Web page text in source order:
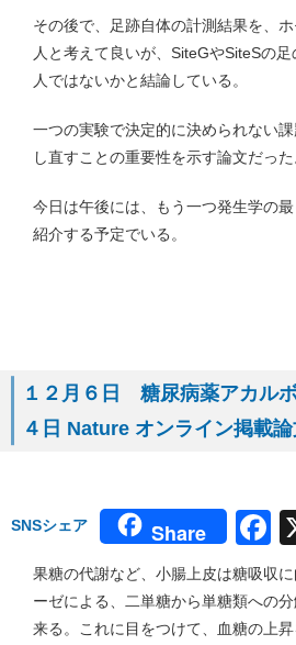
その後で、足跡自体の計測結果を、
人と考えて良いが、SiteGやSiteSの
人ではないかと結論している。
一つの実験で決定的に決められない
し直すことの重要性を示す論文だった
今日は午後には、もう一つ発生学の
紹介する予定でいる。
１２月６日 糖尿病薬アカル
４日 Nature オンライン掲載論
SNSシェア Share
果糖の代謝など、小腸上皮は糖吸収
ーゼによる、二単糖から単糖類への
来る。これに目をつけて、血糖の上